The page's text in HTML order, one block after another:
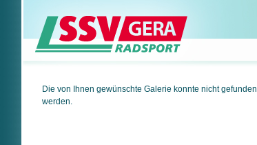
Die von Ihnen gewünschte Galerie konnte nicht gefunden
werden.